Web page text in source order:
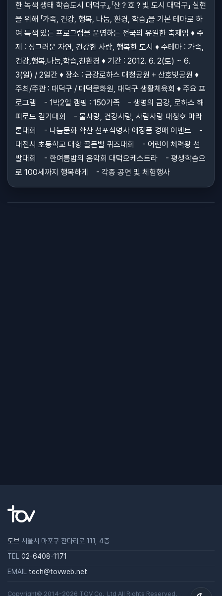
한 녹색 생태 학습도시 대덕구」,「산？호？빛 도시 대덕구」 실현
을 위해 「가족, 건강, 행복, 나눔, 환경, 학습」을 기본 테마로 하
여 특색 있는 프로그램을 운영하는 전국의 유일한 축제임 ♦ 주
제 : 싱그러운 자연, 건강한 사람, 행복한 도시 ♦ 주테마 : 가족,
건강,행복,나눔,학습,친환경 ♦ 기간 : 2012. 6. 2(토) ~ 6.
3(일) / 2일간 ♦ 장소 : 금강로하스 대청공원 + 산호빛공원 ♦
주최/주관 : 대덕구 / 대덕문화원, 대덕구 생활체육회 ♦ 주요 프
로그램 - 1박2일 캠핑 : 150가족 - 생명의 금강, 로하스 해
피로드 걷기대회 - 물사랑, 건강사랑, 사람사랑 대청호 마라
톤대회 - 나눔문화 확산 선포식명사 애장품 경매 이벤트 -
대전시 초등학교 대항 골든벨 퀴즈대회 - 어린이 체력왕 선
발대회 - 한여름밤의 음악회 대덕오케스트라 - 평생학습으
로 100세까지 행복하게 - 각종 공연 및 체험행사
토브 서울시 마포구 잔다리로 111, 4층
TEL 02-6408-1171
EMAIL tech@tovweb.net
Copyright© 2014-2026 TOV Co., Ltd All Rights Reserved.